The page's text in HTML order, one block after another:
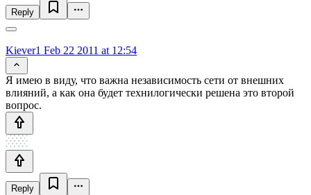
Reply
Kiever1 Feb 22 2011 at 12:54
Я имею в виду, что важна независимость сети от внешних
влияний, а как она будет технилогически решена это второй
вопрос.
Reply